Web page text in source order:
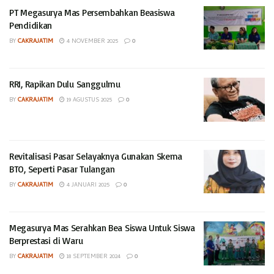
PT Megasurya Mas Persembahkan Beasiswa
Pendidikan
BYCAKRAJATIM 4 NOVEMBER 2025 0
RRI, Rapikan Dulu Sanggulmu
BYCAKRAJATIM 19 AGUSTUS 2025 0
Revitalisasi Pasar Selayaknya Gunakan Skema
BTO, Seperti Pasar Tulangan
BYCAKRAJATIM 4 JANUARI 2025 0
Megasurya Mas Serahkan Bea Siswa Untuk Siswa
Berprestasi di Waru
BYCAKRAJATIM 18 SEPTEMBER 2024 0